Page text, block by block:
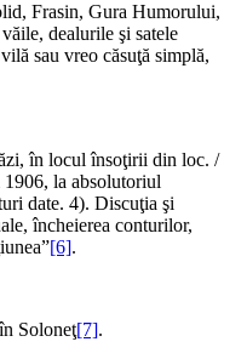
Frasin, Gura Humorului,
dealurile şi satele
sau vreo căsuţă simplă,
în locul însoţirii din loc. /
la absolutoriul
date. 4). Discuţia şi
încheierea conturilor,
[6].
Soloneţ[7].